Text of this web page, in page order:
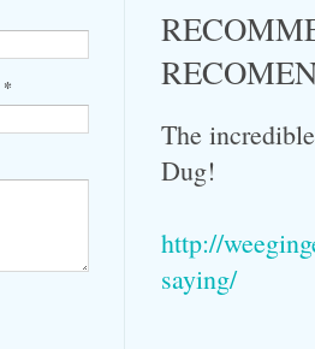
The
Dug!
http://
saying/
*